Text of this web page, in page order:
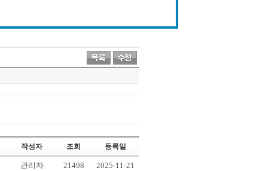
작성자 조회 등록일
관리자 21498 2025-11-21